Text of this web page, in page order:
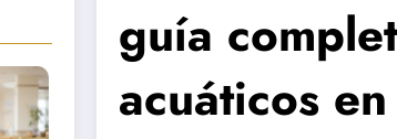
guía
acuáticos